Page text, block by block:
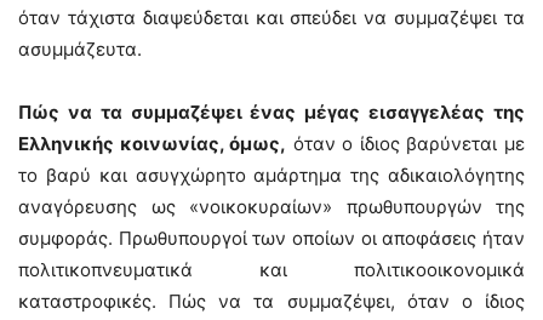
όταν τάχιστα διαψεύδεται και σπεύδει να συμμαζέψει τα
ασυμμάζευτα.
Πώς να τα συμμαζέψει ένας μέγας εισαγγελέας της
Ελληνικής κοινωνίας, όμως, όταν ο ίδιος βαρύνεται με
το βαρύ και ασυγχώρητο αμάρτημα της αδικαιολόγητης
αναγόρευσης ως «νοικοκυραίων» πρωθυπουργών της
συμφοράς. Πρωθυπουργοί των οποίων οι αποφάσεις ήταν
πολιτικοπνευματικά και πολιτικοοικονομικά
καταστροφικές. Πώς να τα συμμαζέψει, όταν ο ίδιος